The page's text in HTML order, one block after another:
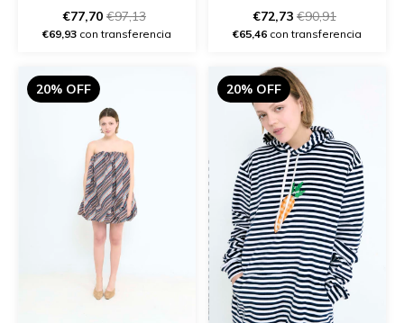
€77,70 €97,13
€69,93 con transferencia
- (copia) - (copia)
€72,73 €90,91
€65,46 con transferencia
20% OFF 20% OFF